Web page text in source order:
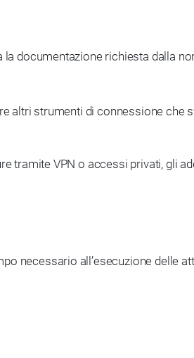
documentazione richiesta dalla
altri strumenti di connessione che
tramite VPN o accessi privati, gli
necessario all’esecuzione delle